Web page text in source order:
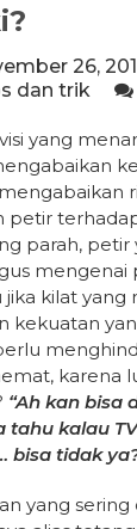
26,
dan trik
yang
parah,
mengenai
kilat yang
kekuatan
karena
“Ah kan bisa
tahu kalau
bisa tidak
yang